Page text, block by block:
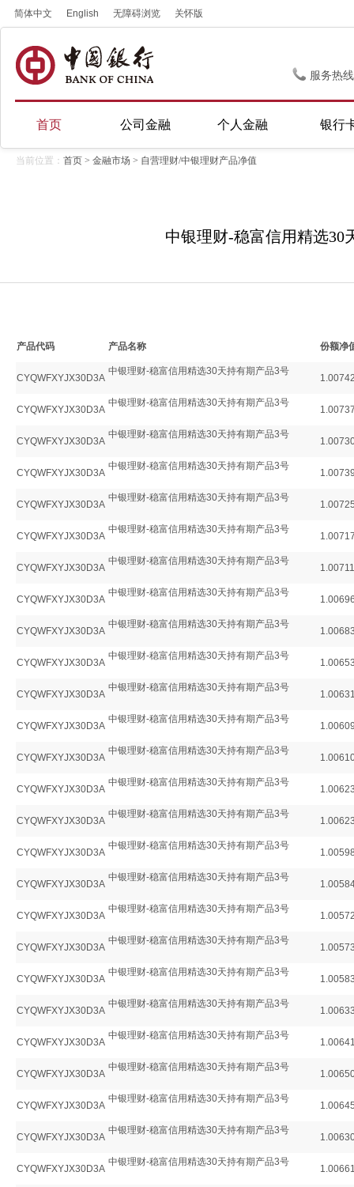
简体中文 English 无障碍浏览 关怀版
服务热
首页 公司金融 个人金融 银行
当前位置： 首页 > 金融市场 > 自营理财/中银理财产品净值
中银理财-稳富信用精选30
产品代码 产品名称 份额净
CYQWFXYJX30D3A
中银理财-稳富信用精选30天持有期产品3号
CYQWFXYJX30D3A
中银理财-稳富信用精选30天持有期产品3号
CYQWFXYJX30D3A
中银理财-稳富信用精选30天持有期产品3号
CYQWFXYJX30D3A
中银理财-稳富信用精选30天持有期产品3号
CYQWFXYJX30D3A
中银理财-稳富信用精选30天持有期产品3号
CYQWFXYJX30D3A
中银理财-稳富信用精选30天持有期产品3号
CYQWFXYJX30D3A
中银理财-稳富信用精选30天持有期产品3号
CYQWFXYJX30D3A
中银理财-稳富信用精选30天持有期产品3号
CYQWFXYJX30D3A
中银理财-稳富信用精选30天持有期产品3号
CYQWFXYJX30D3A
中银理财-稳富信用精选30天持有期产品3号
CYQWFXYJX30D3A
中银理财-稳富信用精选30天持有期产品3号
CYQWFXYJX30D3A
中银理财-稳富信用精选30天持有期产品3号
CYQWFXYJX30D3A
中银理财-稳富信用精选30天持有期产品3号
CYQWFXYJX30D3A
中银理财-稳富信用精选30天持有期产品3号
CYQWFXYJX30D3A
中银理财-稳富信用精选30天持有期产品3号
CYQWFXYJX30D3A
中银理财-稳富信用精选30天持有期产品3号
CYQWFXYJX30D3A
中银理财-稳富信用精选30天持有期产品3号
CYQWFXYJX30D3A
中银理财-稳富信用精选30天持有期产品3号
CYQWFXYJX30D3A
中银理财-稳富信用精选30天持有期产品3号
CYQWFXYJX30D3A
中银理财-稳富信用精选30天持有期产品3号
CYQWFXYJX30D3A
中银理财-稳富信用精选30天持有期产品3号
CYQWFXYJX30D3A
中银理财-稳富信用精选30天持有期产品3号
CYQWFXYJX30D3A
中银理财-稳富信用精选30天持有期产品3号
CYQWFXYJX30D3A
中银理财-稳富信用精选30天持有期产品3号
CYQWFXYJX30D3A
中银理财-稳富信用精选30天持有期产品3号
CYQWFXYJX30D3A
中银理财-稳富信用精选30天持有期产品3号